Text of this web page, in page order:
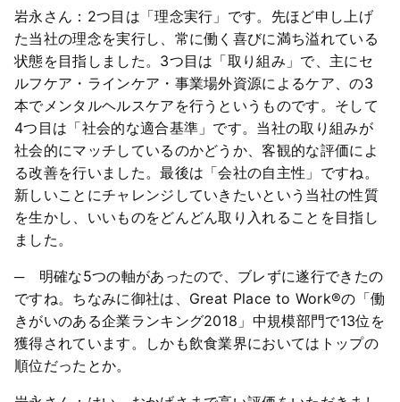
岩永さん：2つ目は「理念実行」です。先ほど申し上げ
た当社の理念を実行し、常に働く喜びに満ち溢れている
状態を目指しました。3つ目は「取り組み」で、主にセ
ルフケア・ラインケア・事業場外資源によるケア、の3
本でメンタルヘルスケアを行うというものです。そして
4つ目は「社会的な適合基準」です。当社の取り組みが
社会的にマッチしているのかどうか、客観的な評価によ
る改善を行いました。最後は「会社の自主性」ですね。
新しいことにチャレンジしていきたいという当社の性質
を生かし、いいものをどんどん取り入れることを目指し
ました。
─ 明確な5つの軸があったので、ブレずに遂行できたの
ですね。ちなみに御社は、Great Place to Work®の「働
きがいのある企業ランキング2018」中規模部門で13位を
獲得されています。しかも飲食業界においてはトップの
順位だったとか。